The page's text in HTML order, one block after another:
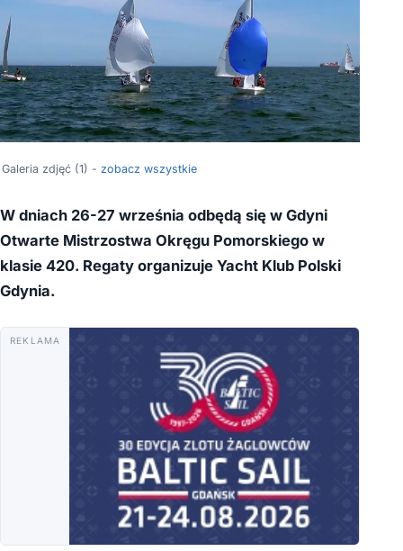
Galeria zdjęć (1) - zobacz wszystkie
W dniach 26-27 września odbędą się w Gdyni
Otwarte Mistrzostwa Okręgu Pomorskiego w
klasie 420. Regaty organizuje Yacht Klub Polski
Gdynia.
REKLAMA